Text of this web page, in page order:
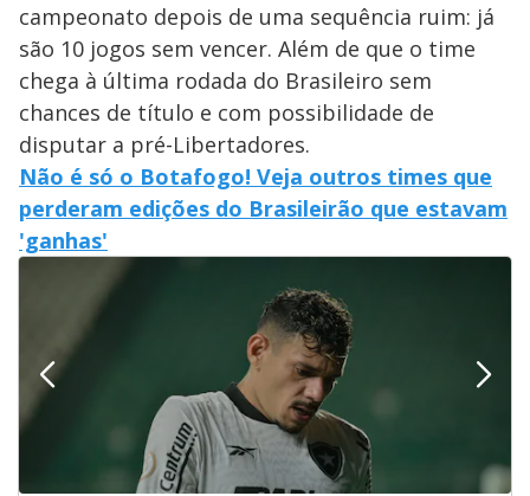
campeonato depois de uma sequência ruim: já
são 10 jogos sem vencer. Além de que o time
chega à última rodada do Brasileiro sem
chances de título e com possibilidade de
disputar a pré-Libertadores.
Não é só o Botafogo! Veja outros times que
perderam edições do Brasileirão que estavam
'ganhas'